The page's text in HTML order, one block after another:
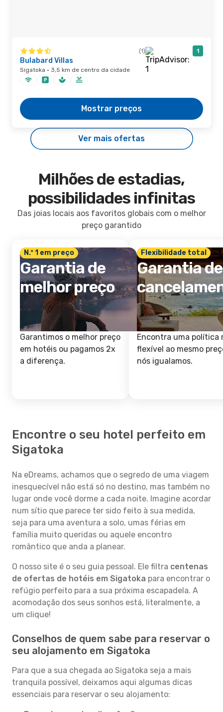
(1) 1
Bulabard Villas
Sigatoka · 3,5 km de centro da cidade
Mostrar preços
Ver mais ofertas
Milhões de estadias,
possibilidades infinitas
Das joias locais aos favoritos globais com o melhor
preço garantido
N.º 1 em preço
Garantia de
melhor preço
Garantimos o melhor preço
em hotéis ou pagamos 2x
a diferença.
Flexibilidade total
Garantia de
Encontra uma política
flexível ao mesmo
nós igualamos.
Encontre o seu hotel perfeito em
Sigatoka
Na eDreams, achamos que o segredo de uma viagem
inesquecível não está só no destino, mas também no
lugar onde você dorme a cada noite. Imagine acordar
num sítio que parece ter sido feito à sua medida,
seja para uma aventura a solo, umas férias em
família muito queridas ou aquele encontro
romântico que anda a planear.
O nosso site é o seu guia pessoal. Ele filtra centenas
de ofertas de hotéis em Sigatoka para encontrar o
refúgio perfeito para a sua próxima escapadela. A
acomodação dos seus sonhos está, literalmente, a
um clique!
Conselhos de quem sabe para reservar o
seu alojamento em Sigatoka
Para que a sua chegada ao Sigatoka seja a mais
tranquila possível, deixamos aqui algumas dicas
essenciais para reservar o seu alojamento: